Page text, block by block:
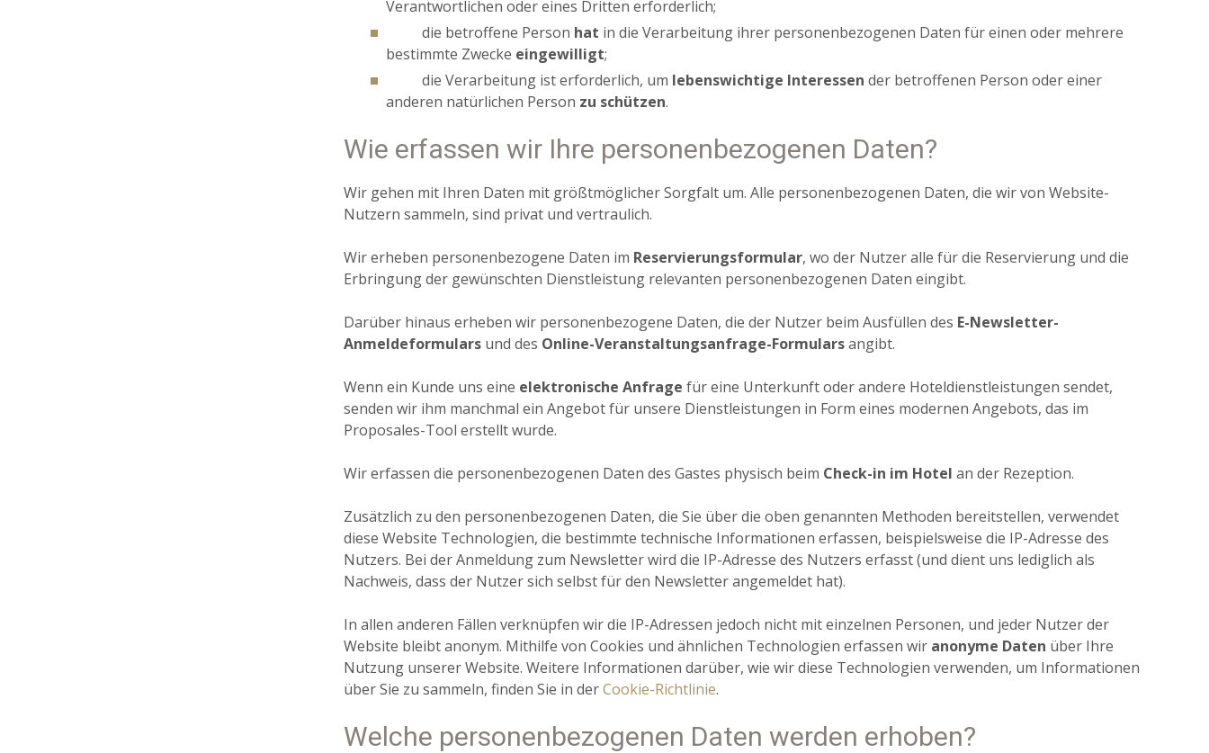
Verantwortlichen oder eines Dritten erforderlich;
­ die betroffene Person hat in die Verarbeitung ihrer personenbezogenen Daten für einen oder mehrere
bestimmte Zwecke eingewilligt;
­ die Verarbeitung ist erforderlich, um lebenswichtige Interessen der betroffenen Person oder einer
anderen natürlichen Person zu schützen.
Wie erfassen wir Ihre personenbezogenen Daten?
Wir gehen mit Ihren Daten mit größtmöglicher Sorgfalt um. Alle personenbezogenen Daten, die wir von Website-
Nutzern sammeln, sind privat und vertraulich.
Wir erheben personenbezogene Daten im Reservierungsformular, wo der Nutzer alle für die Reservierung und die
Erbringung der gewünschten Dienstleistung relevanten personenbezogenen Daten eingibt.
Darüber hinaus erheben wir personenbezogene Daten, die der Nutzer beim Ausfüllen des E-Newsletter-
Anmeldeformulars und des Online-Veranstaltungsanfrage-Formularsangibt.
Wenn ein Kunde uns eine elektronische Anfrage für eine Unterkunft oder andere Hoteldienstleistungen sendet,
senden wir ihm manchmal ein Angebot für unsere Dienstleistungen in Form eines modernen Angebots, das im
Proposales-Tool erstellt wurde.
Wir erfassen die personenbezogenen Daten des Gastes physisch beim Check-in im Hotel an der Rezeption.
Zusätzlich zu den personenbezogenen Daten, die Sie über die oben genannten Methoden bereitstellen, verwendet
diese Website Technologien, die bestimmte technische Informationen erfassen, beispielsweise die IP-Adresse des
Nutzers. Bei der Anmeldung zum Newsletter wird die IP-Adresse des Nutzers erfasst (und dient uns lediglich als
Nachweis, dass der Nutzer sich selbst für den Newsletter angemeldet hat).
In allen anderen Fällen verknüpfen wir die IP-Adressen jedoch nicht mit einzelnen Personen, und jeder Nutzer der
Website bleibt anonym. Mithilfe von Cookies und ähnlichen Technologien erfassen wir anonyme Daten über Ihre
Nutzung unserer Website. Weitere Informationen darüber, wie wir diese Technologien verwenden, um Informationen
über Sie zu sammeln, finden Sie in derCookie-Richtlinie.
Welche personenbezogenen Daten werden erhoben?